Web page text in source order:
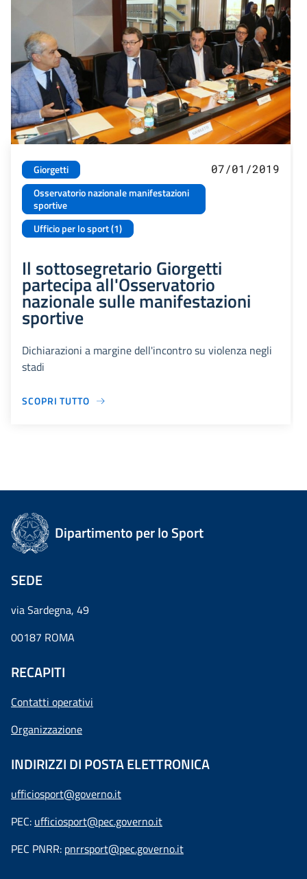
Giorgetti
Osservatorio nazionale manifestazioni
sportive
Ufficio per lo sport (1)
07/01/2019
Il sottosegretario Giorgetti
partecipa all'Osservatorio
nazionale sulle manifestazioni
sportive
Dichiarazioni a margine dell'incontro su violenza negli
stadi
SCOPRI TUTTO
Dipartimento per lo Sport
SEDE
via Sardegna, 49
00187 ROMA
RECAPITI
Contatti operativi
Organizzazione
INDIRIZZI DI POSTA ELETTRONICA
ufficiosport@governo.it
PEC: ufficiosport@pec.governo.it
PEC PNRR: pnrrsport@pec.governo.it